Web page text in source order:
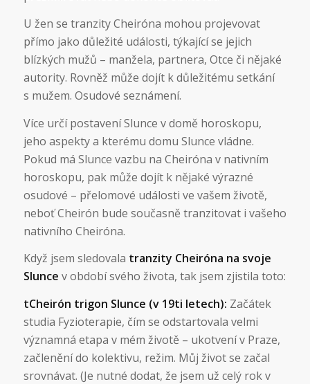
U žen se tranzity Cheiróna mohou projevovat
přímo jako důležité události, týkající se jejich
blízkých mužů – manžela, partnera, Otce či nějaké
autority. Rovněž může dojít k důležitému setkání
s mužem. Osudové seznámení.
Více určí postavení Slunce v domě horoskopu,
jeho aspekty a kterému domu Slunce vládne.
Pokud má Slunce vazbu na Cheiróna v nativním
horoskopu, pak může dojít k nějaké výrazné
osudové – přelomové události ve vašem životě,
neboť Cheirón bude současně tranzitovat i vašeho
nativního Cheiróna.
Když jsem sledovala tranzity Cheiróna na svoje
Slunce v období svého života, tak jsem zjistila toto:
tCheirón trigon Slunce (v 19ti letech): Začátek
studia Fyzioterapie, čím se odstartovala velmi
významná etapa v mém životě – ukotvení v Praze,
začlenění do kolektivu, režim. Můj život se začal
srovnávat. (Je nutné dodat, že jsem už celý rok v